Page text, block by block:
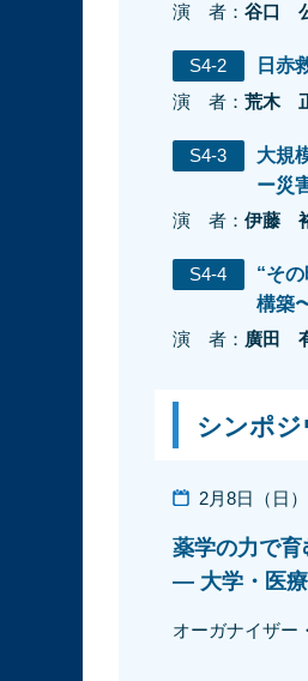
演 者： 谷口
S4-2
日赤
演 者： 荒木
S4-3
大規
ー災
演 者： 伊藤
S4-4
“そ
構築
演 者： 廣田
シンポジ
2月8日（日
薬学の力で
― 大学・医療
オーガナイザー